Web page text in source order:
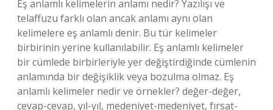
Eş anlamlı kelimelerin anlamı nedir? Yazılışı ve
telaffuzu farklı olan ancak anlamı aynı olan
kelimelere eş anlamlı denir. Bu tür kelimeler
birbirinin yerine kullanılabilir. Eş anlamlı kelimeler
bir cümlede birbirleriyle yer değiştirdiğinde cümlenin
anlamında bir değişiklik veya bozulma olmaz. Eş
anlamlı kelimeler nedir ve örnekler? değer-değer,
cevap-cevap, yıl-yıl, medeniyet-medeniyet, fırsat-